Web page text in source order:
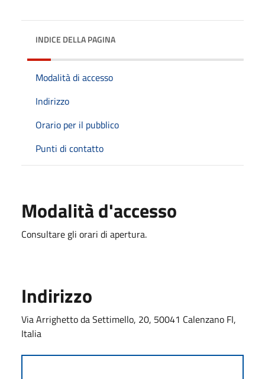
INDICE DELLA PAGINA
Modalità di accesso
Indirizzo
Orario per il pubblico
Punti di contatto
Modalità d'accesso
Consultare gli orari di apertura.
Indirizzo
Via Arrighetto da Settimello, 20, 50041 Calenzano FI,
Italia